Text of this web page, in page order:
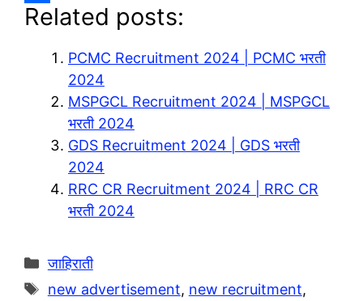
e
a
o
S
Related posts:
PCMC Recruitment 2024 | PCMC भरती
2024
MSPGCL Recruitment 2024 | MSPGCL
भरती 2024
GDS Recruitment 2024 | GDS भरती
2024
RRC CR Recruitment 2024 | RRC CR
भरती 2024
Categories
जाहिराती
Tags
new advertisement, new recruitment,